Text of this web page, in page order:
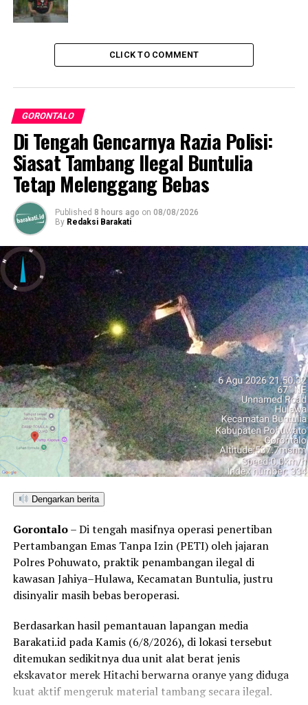
CLICK TO COMMENT
GORONTALO
Di Tengah Gencarnya Razia Polisi:
Siasat Tambang Ilegal Buntulia
Tetap Melenggang Bebas
Published 8 hours ago on 08/08/2026
By Redaksi Barakati
Dengarkan berita
Gorontalo– Di tengah masifnya operasi penertiban
Pertambangan Emas Tanpa Izin (PETI) oleh jajaran
Polres Pohuwato, praktik penambangan ilegal di
kawasan Jahiya–Hulawa, Kecamatan Buntulia, justru
disinyalir masih bebas beroperasi.
Berdasarkan hasil pemantauan lapangan media
Barakati.id pada Kamis (6/8/2026), di lokasi tersebut
ditemukan sedikitnya dua unit alat berat jenis
ekskavator merek Hitachi berwarna oranye yang diduga
kuat aktif mengeruk material tambang secara ilegal.